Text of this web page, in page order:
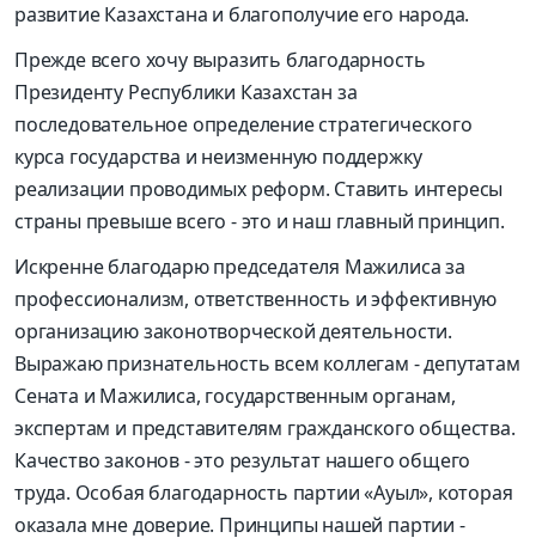
развитие Казахстана и благополучие его народа.
Прежде всего хочу выразить благодарность
Президенту Республики Казахстан за
последовательное определение стратегического
курса государства и неизменную поддержку
реализации проводимых реформ. Ставить интересы
страны превыше всего - это и наш главный принцип.
Искренне благодарю председателя Мажилиса за
профессионализм, ответственность и эффективную
организацию законотворческой деятельности.
Выражаю признательность всем коллегам - депутатам
Сената и Мажилиса, государственным органам,
экспертам и представителям гражданского общества.
Качество законов - это результат нашего общего
труда. Особая благодарность партии «Ауыл», которая
оказала мне доверие. Принципы нашей партии -